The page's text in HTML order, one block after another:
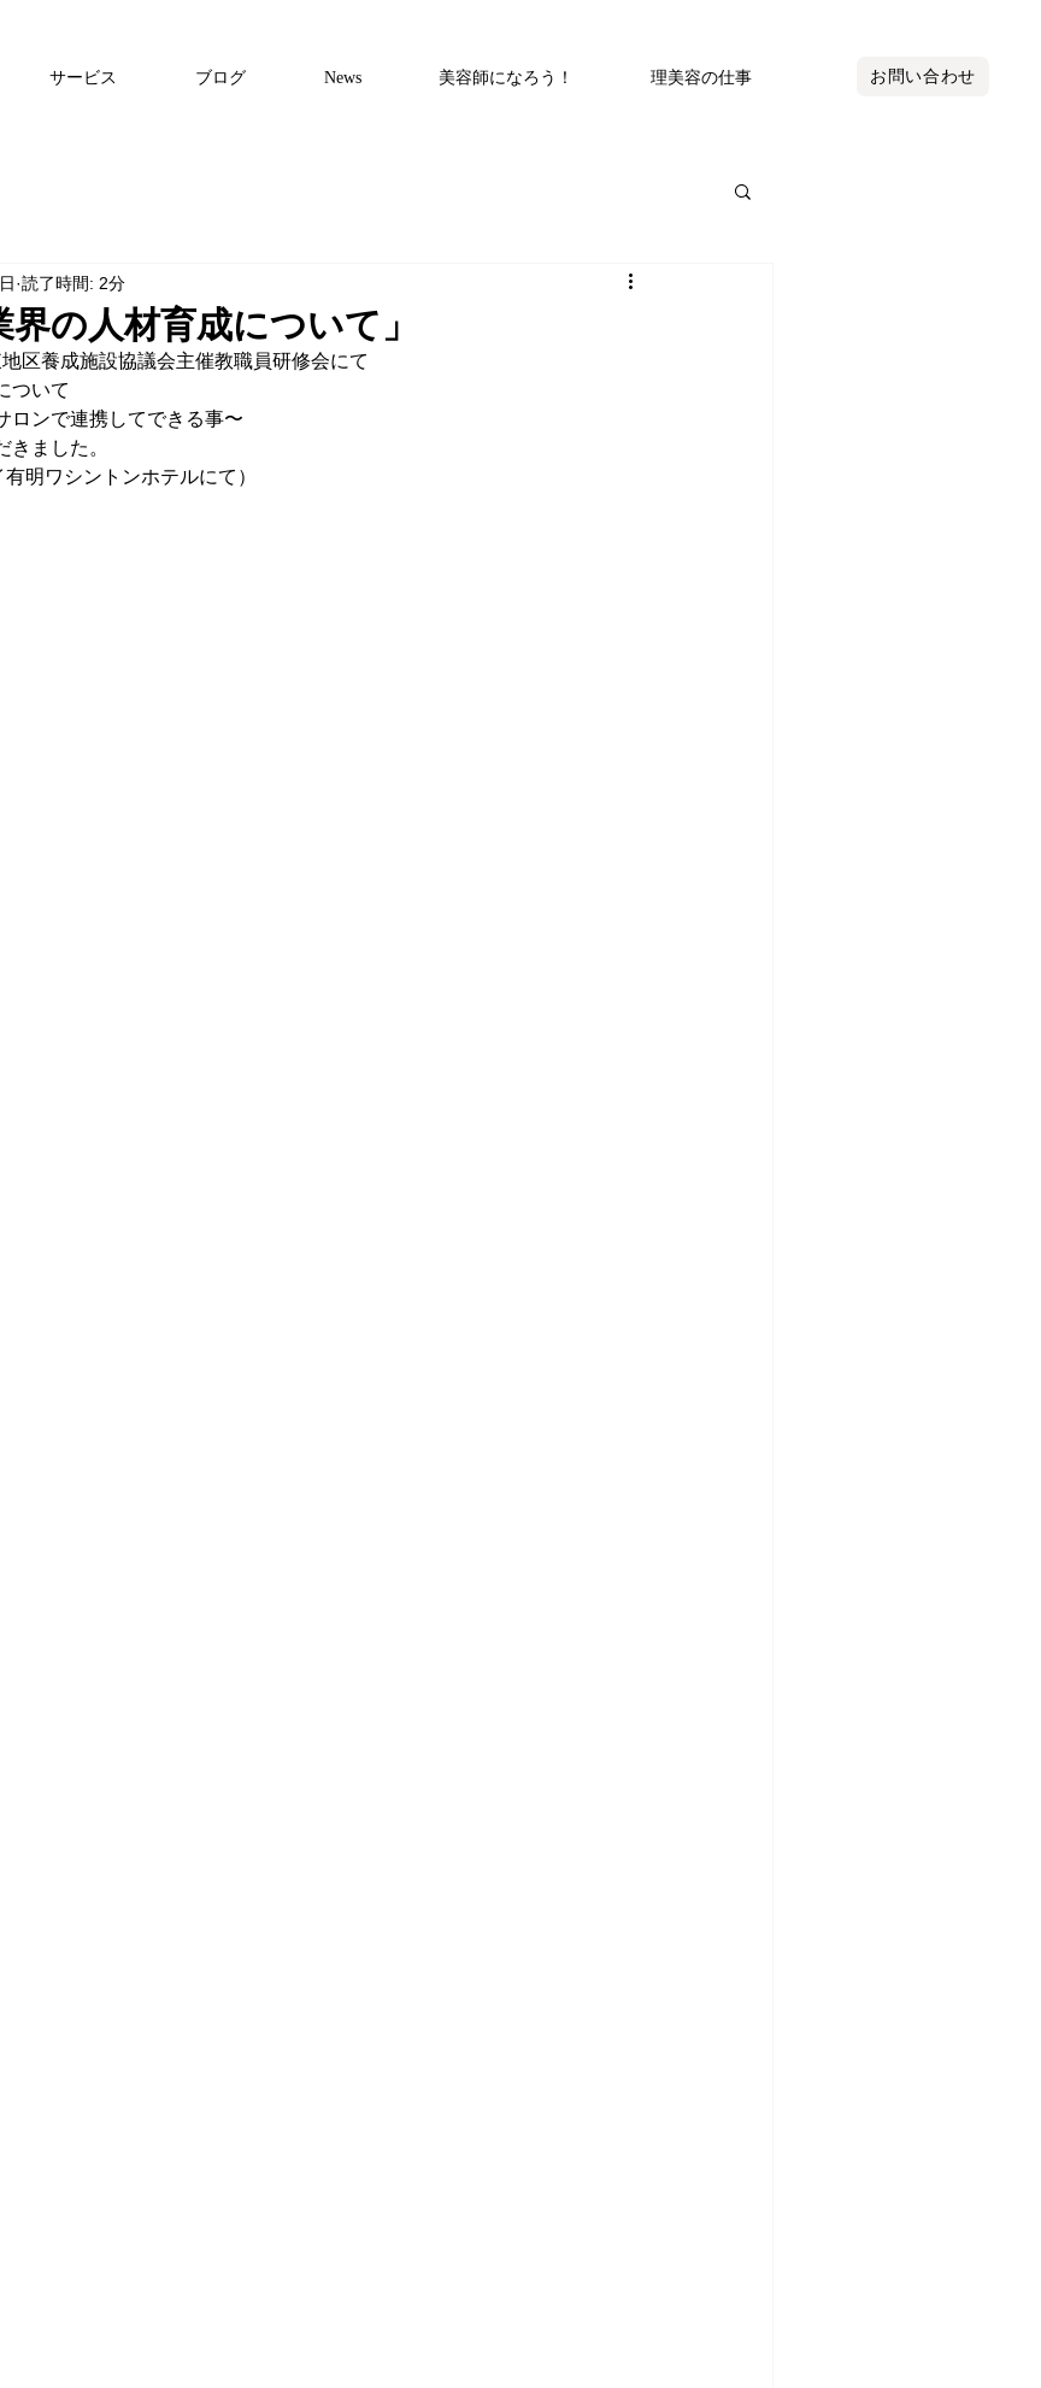
サービス ブログ News 美容師になろう！ 理美容の仕事 お問い合わせ
の人材育成について」
読了時間: 2分
区養成施設協議会主催教職員研修会にて
ついて
ロンで連携してできる事〜
ました。
明ワシントンホテルにて）